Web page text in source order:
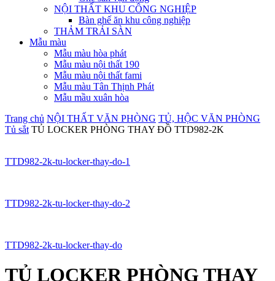
NỘI THẤT KHU CÔNG NGHIỆP
Bàn ghế ăn khu công nghiệp
THẢM TRẢI SÀN
Mẫu màu
Mẫu màu hòa phát
Mẫu màu nội thất 190
Mẫu màu nội thất fami
Mẫu màu Tân Thịnh Phát
Mẫu mầu xuân hòa
Trang chủ NỘI THẤT VĂN PHÒNG TỦ, HỘC VĂN PHÒNG
Tủ sắt TỦ LOCKER PHÒNG THAY ĐỒ TTD982-2K
TTD982-2k-tu-locker-thay-do-1
TTD982-2k-tu-locker-thay-do-2
TTD982-2k-tu-locker-thay-do
TỦ LOCKER PHÒNG THAY